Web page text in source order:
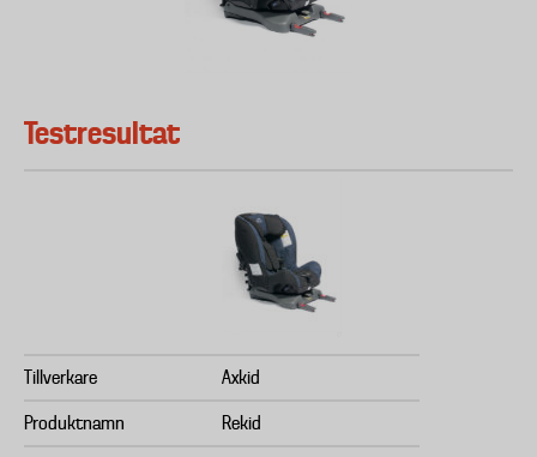
Testresultat
Tillverkare Axkid
Produktnamn Rekid